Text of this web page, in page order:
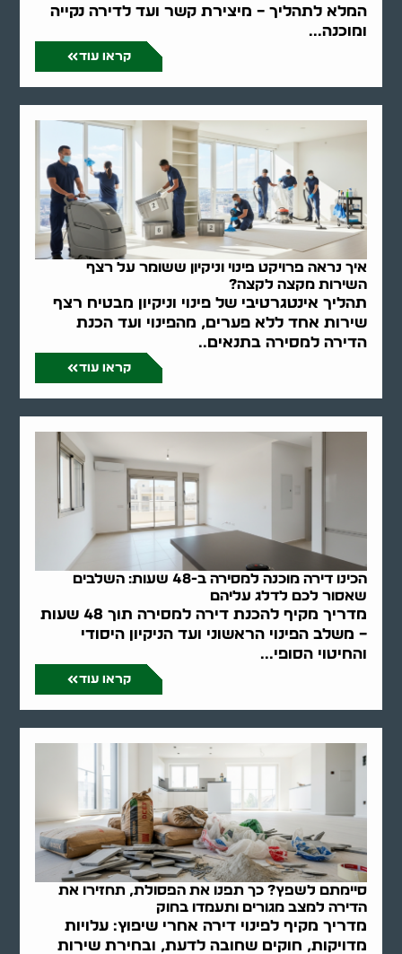
המלא לתהליך – מיצירת קשר ועד לדירה נקייה
ומוכנה...
קראו עוד
איך נראה פרויקט פינוי וניקיון ששומר על רצף
השירות מקצה לקצה?
תהליך אינטגרטיבי של פינוי וניקיון מבטיח רצף
שירות אחד ללא פערים, מהפינוי ועד הכנת
הדירה למסירה בתנאים..
קראו עוד
הכינו דירה מוכנה למסירה ב-48 שעות: השלבים
שאסור לכם לדלג עליהם
מדריך מקיף להכנת דירה למסירה תוך 48 שעות
– משלב הפינוי הראשוני ועד הניקיון היסודי
והחיטוי הסופי...
קראו עוד
סיימתם לשפץ? כך תפנו את הפסולת, תחזירו את
הדירה למצב מגורים ותעמדו בחוק
מדריך מקיף לפינוי דירה אחרי שיפוץ: עלויות
מדויקות, חוקים שחובה לדעת, ובחירת שירות